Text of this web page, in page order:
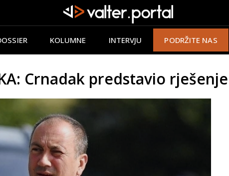
KOLUMNE INTERVJU PODRŽITE NAS
Crnadak predstavio